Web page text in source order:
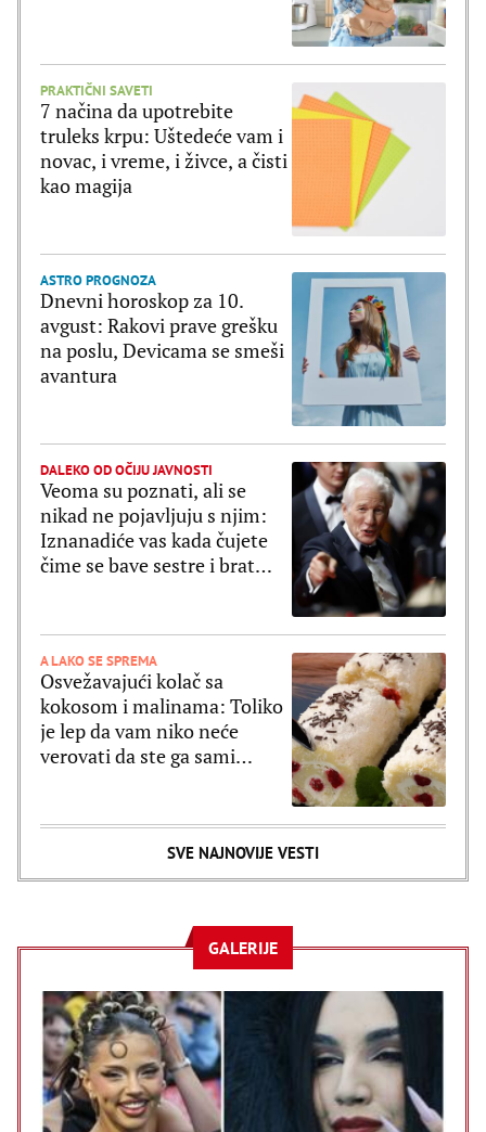
PRAKTIČNI SAVETI
7 načina da upotrebite
truleks krpu: Uštedeće vam i
novac, i vreme, i živce, a čisti
kao magija
ASTRO PROGNOZA
Dnevni horoskop za 10.
avgust: Rakovi prave grešku
na poslu, Devicama se smeši
avantura
DALEKO OD OČIJU JAVNOSTI
Veoma su poznati, ali se
nikad ne pojavljuju s njim:
Iznanadiće vas kada čujete
čime se bave sestre i brat
A LAKO SE SPREMA
Osvežavajući kolač sa
kokosom i malinama: Toliko
je lep da vam niko neće
verovati da ste ga sami
SVE NAJNOVIJE VESTI
GALERIJE